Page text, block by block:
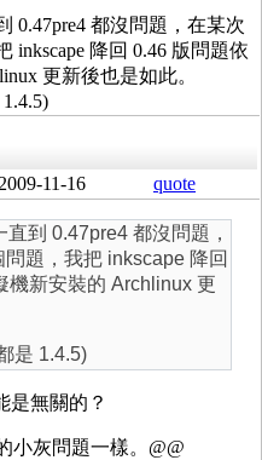
0.47pre4 都沒問題，在某次
inkscape 降回 0.46 版問題依
更新後也是如此。
11-16 quote
到 0.47pre4 都沒問題，
題，我把 inkscape 降回
機新安裝的 Archlinux 更
是 1.4.5)
是無關的？
小灰問題一樣。@@